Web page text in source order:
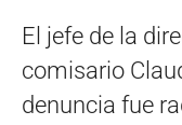
El jefe de la
comisario
denuncia fue